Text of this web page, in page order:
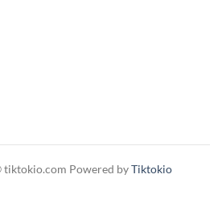
tiktokio.com Powered byTiktokio